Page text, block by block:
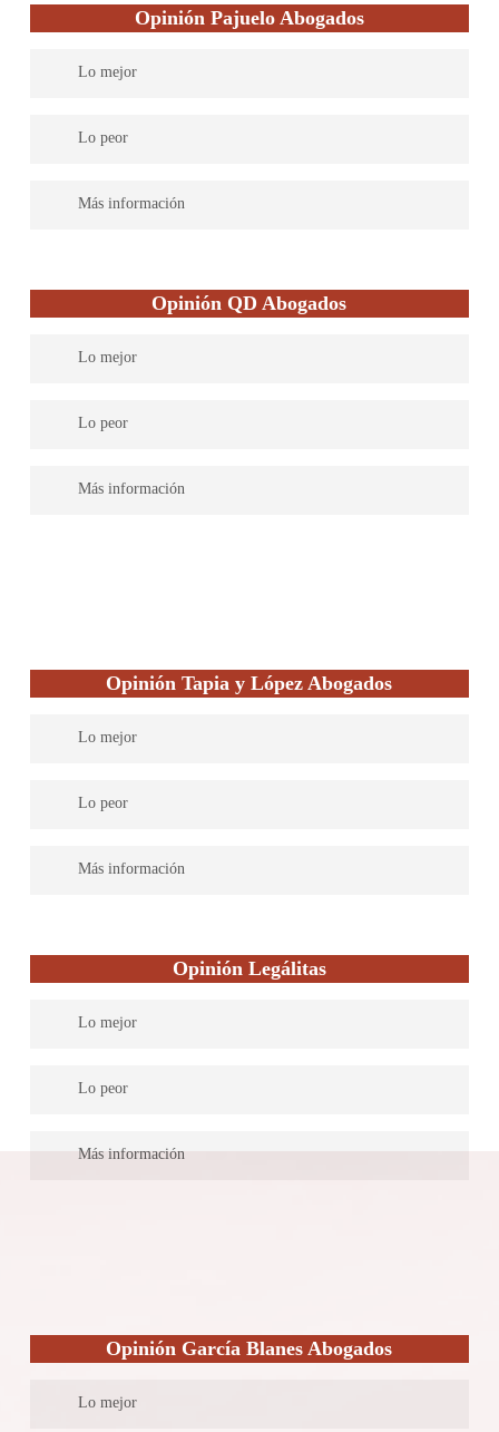
Opinión Pajuelo Abogados
Lo mejor
en cualquier materia que lo necesite.
Lo peor
Más información
cada uno de ellos a nivel individual, gracias a su esfuerzo
especialización en una concreta parcela del derecho, que se
disposición del cliente un servicio de asesoramiento jurídico
Opinión QD Abogados
Lo mejor
atienden directamente ellos, sin intermediarios ni pasantes, quien
Lo peor
Más información
Opinión Tapia y López Abogados
Lo mejor
en la materia en la cual presta sus servicios, contando a tal fin
rápida y óptima solución a las cuestiones planteadas.
Lo peor
Más información
una pronta y adecuada solución a sus clientes, contando para ello
óptimo resultado.
Opinión Legálitas
Lo mejor
Derecho para dar una asistencia legal completa. Su servicio es
Lo peor
Más información
lugar, anticipándonos a sus problemas y resolviendo un millón
red nacional de 277 despachos por toda España.
Opinión García Blanes Abogados
Lo mejor